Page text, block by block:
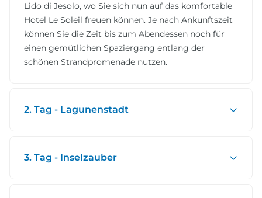
Lido di Jesolo, wo Sie sich nun auf das komfortable
Hotel Le Soleil freuen können. Je nach Ankunftszeit
können Sie die Zeit bis zum Abendessen noch für
einen gemütlichen Spaziergang entlang der
schönen Strandpromenade nutzen.
2. Tag - Lagunenstadt
3. Tag - Inselzauber